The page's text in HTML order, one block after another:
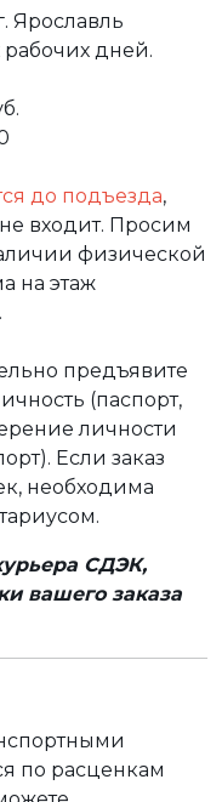
Ярославль
рабочих дней.
до подъезда,
не входит. Просим
физической
на этаж
предъявите
(паспорт,
личности
Если заказ
необходима
СДЭК,
вашего заказа
по расценкам